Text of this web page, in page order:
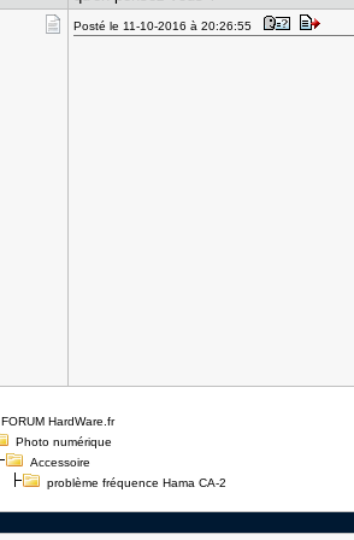
Posté le 11-10-2016 à 20:26:55
FORUM HardWare.fr
Photo numérique
Accessoire
problème fréquence Hama CA-2